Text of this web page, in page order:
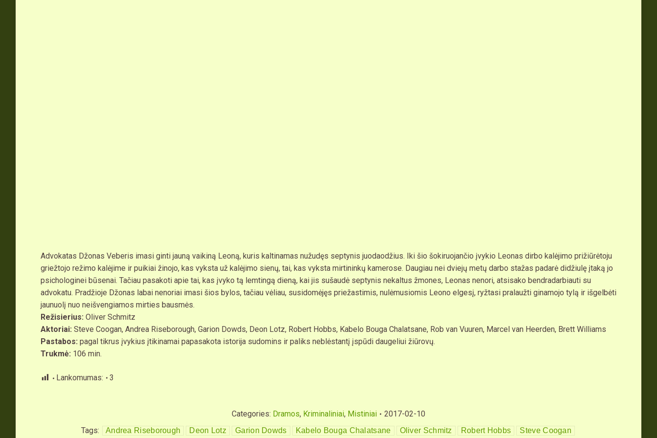
Advokatas Džonas Veberis imasi ginti jauną vaikiną Leoną, kuris kaltinamas nužudęs septynis juodaodžius. Iki šio šokiruojančio įvykio Leonas dirbo kalėjimo prižiūrėtoju
griežtojo režimo kalėjime ir puikiai žinojo, kas vyksta už kalėjimo sienų, tai, kas vyksta mirtininkų kamerose. Daugiau nei dviejų metų darbo stažas padarė didžiulę įtaką jo
psichologinei būsenai. Tačiau pasakoti apie tai, kas įvyko tą lemtingą dieną, kai jis sušaudė septynis nekaltus žmones, Leonas nenori, atsisako bendradarbiauti su
advokatu. Pradžioje Džonas labai nenoriai imasi šios bylos, tačiau vėliau, susidomėjęs priežastimis, nulėmusiomis Leono elgesį, ryžtasi pralaužti ginamojo tylą ir išgelbėti
jaunuolį nuo neišvengiamos mirties bausmės.
Režisierius: Oliver Schmitz
Aktoriai: Steve Coogan, Andrea Riseborough, Garion Dowds, Deon Lotz, Robert Hobbs, Kabelo Bouga Chalatsane, Rob van Vuuren, Marcel van Heerden, Brett Williams
Pastabos: pagal tikrus įvykius įtikinamai papasakota istorija sudomins ir paliks neblėstantį įspūdi daugeliui žiūrovų.
Trukmė: 106 min.
Lankomumas: 3
Categories: Dramos, Kriminaliniai, Mistiniai
2017-02-10
Tags:
Andrea Riseborough Deon Lotz Garion Dowds Kabelo Bouga Chalatsane Oliver Schmitz Robert Hobbs Steve Coogan